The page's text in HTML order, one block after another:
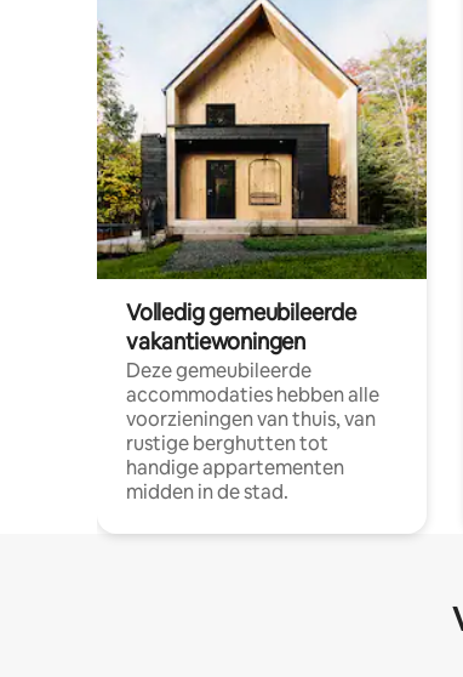
Volledig gemeubileerde
vakantiewoningen
Deze gemeubileerde
accommodaties hebben alle
voorzieningen van thuis, van
rustige berghutten tot
handige appartementen
midden in de stad.